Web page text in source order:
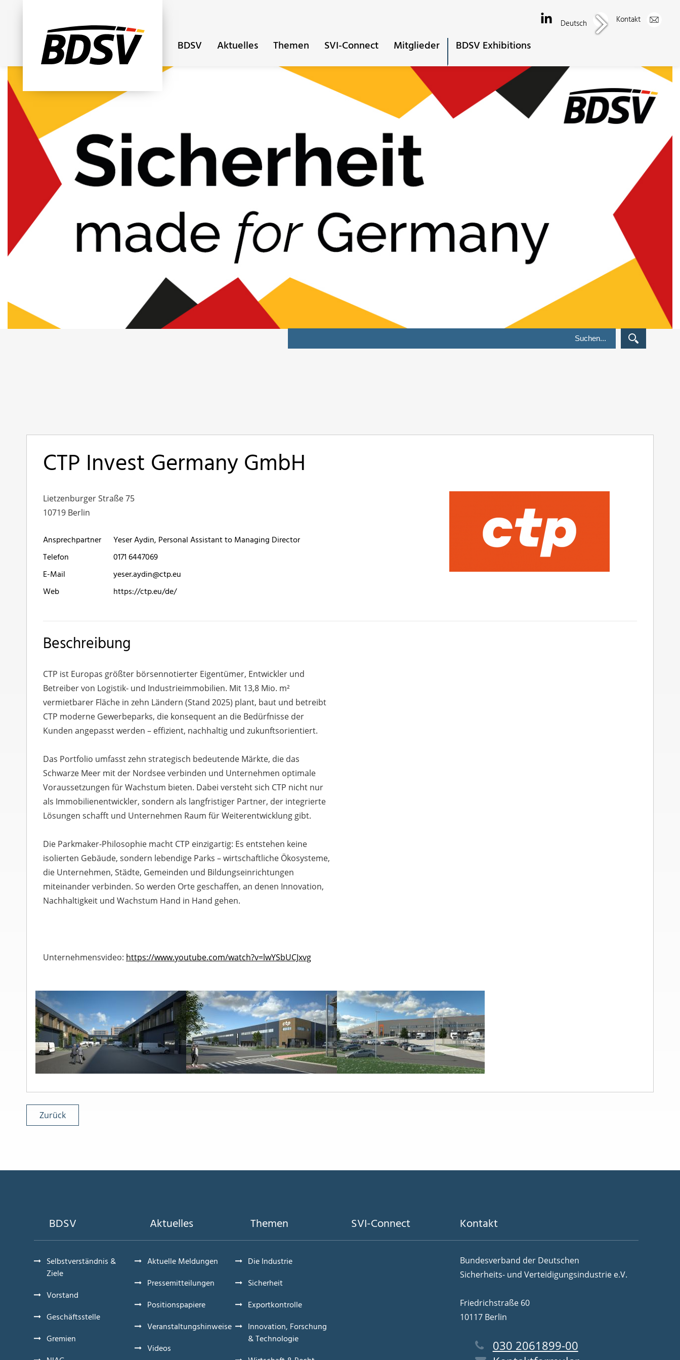
BDSV Aktuelles Themen SVI-Connect Mitglieder BDSV Exhibitions
Deutsch Kontakt
CTP Invest Germany GmbH
Lietzenburger Straße 75
10719 Berlin
Ansprechpartner
Yeser Aydin, Personal Assistant to Managing Director
Telefon
0171 6447069
E-Mail
yeser.aydin@ctp.eu
Web
https://ctp.eu/de/
Beschreibung
CTP ist Europas größter börsennotierter Eigentümer, Entwickler und
Betreiber von Logistik- und Industrieimmobilien. Mit 13,8 Mio. m²
vermietbarer Fläche in zehn Ländern (Stand 2025) plant, baut und betreibt
CTP moderne Gewerbeparks, die konsequent an die Bedürfnisse der
Kunden angepasst werden – effizient, nachhaltig und zukunftsorientiert.
Das Portfolio umfasst zehn strategisch bedeutende Märkte, die das
Schwarze Meer mit der Nordsee verbinden und Unternehmen optimale
Voraussetzungen für Wachstum bieten. Dabei versteht sich CTP nicht nur
als Immobilienentwickler, sondern als langfristiger Partner, der integrierte
Lösungen schafft und Unternehmen Raum für Weiterentwicklung gibt.
Die Parkmaker-Philosophie macht CTP einzigartig: Es entstehen keine
isolierten Gebäude, sondern lebendige Parks – wirtschaftliche Ökosysteme,
die Unternehmen, Städte, Gemeinden und Bildungseinrichtungen
miteinander verbinden. So werden Orte geschaffen, an denen Innovation,
Nachhaltigkeit und Wachstum Hand in Hand gehen.
Unternehmensvideo: https://www.youtube.com/watch?v=lwYSbUCJxvg
Zurück
BDSV
Selbstverständnis &
Ziele
Vorstand
Geschäftsstelle
Gremien
Aktuelles
Aktuelle Meldungen
Pressemitteilungen
Positionspapiere
Veranstaltungshinweise
Videos
Themen
Die Industrie
Sicherheit
Exportkontrolle
Innovation, Forschung
& Technologie
SVI-Connect Kontakt
Bundesverband der Deutschen
Sicherheits- und Verteidigungsindustrie e.V.
Friedrichstraße 60
10117 Berlin
030 2061899-00